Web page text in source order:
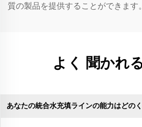
質の製品を提供することができます。
よく 聞かれ
あなたの統合水充填ラインの能力はどの